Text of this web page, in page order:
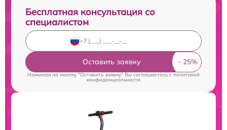
Бесплатная консультация со
специалистом
Оставить заявку
Нажимая на кнопку "Оставить заявку" Вы соглашаетесь cполитикой
конфиденциальности